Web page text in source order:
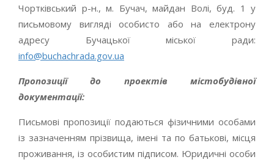
Чортківський р-н., м. Бучач, майдан Волі, буд. 1 у
письмовому вигляді особисто або на електрону
адресу Бучацької міської ради:
info@buchachrada.gov.ua
Пропозиції до проектів містобудівної
документації:
Письмові пропозиції подаються фізичними особами
із зазначенням прізвища, імені та по батькові, місця
проживання, із особистим підписом. Юридичні особи